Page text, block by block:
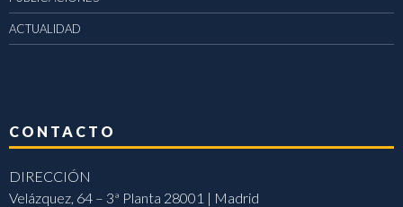
ACTUALIDAD
CONTACTO
DIRECCIÓN
Velázquez, 64 – 3ª Planta 28001 | Madrid